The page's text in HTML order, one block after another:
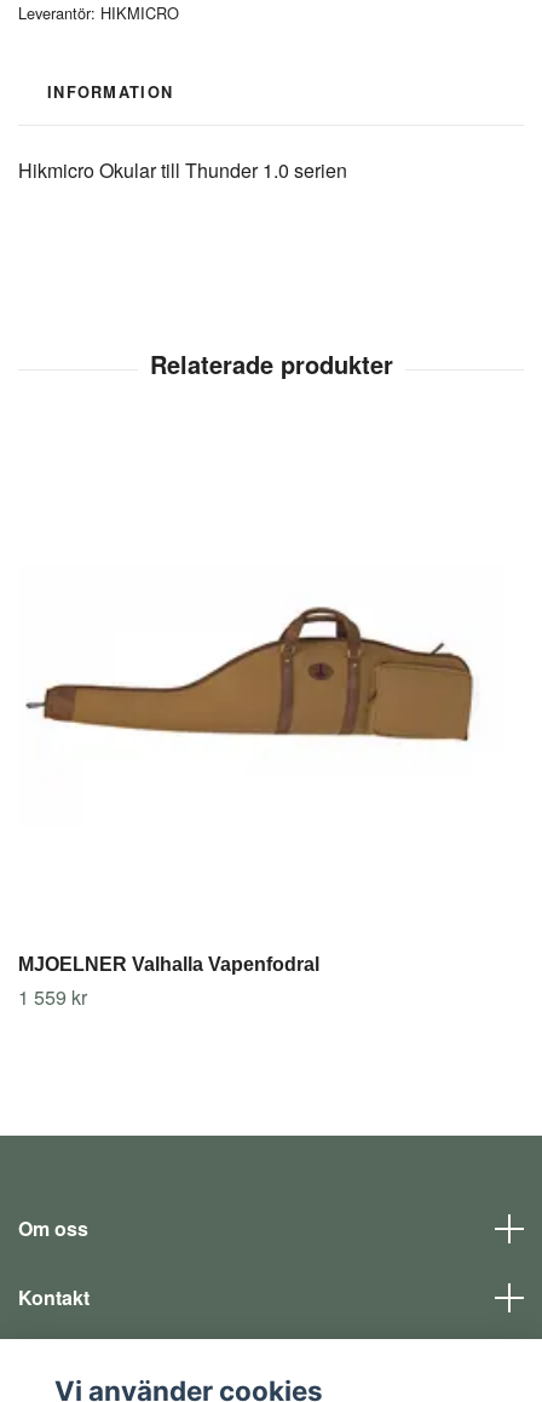
Leverantör: HIKMICRO
INFORMATION
Hikmicro Okular till Thunder 1.0 serien
MJOELNER Valhalla Vapenfodral
1 559 kr
Om oss
Kontakt
Vi använder cookies